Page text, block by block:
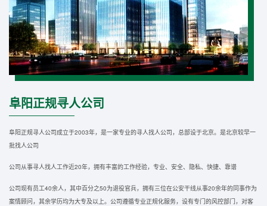
阜阳正规寻人公司
阜阳正规寻人公司成立于2003年，是一家专业的寻人找人公司，总部设于北京。是北京较早一
批找人公司
公司从事寻人找人工作近20年，拥有丰富的工作经验，专业、安全、隐私、快捷、靠谱
公司现有员工40余人，其中百分之50为退役官兵，拥有三位在公安干线从事20余年的同事作为
案情顾问，其余学历均为大专及以上。公司遵循专业正规化服务，设有专门的风控部门，对客